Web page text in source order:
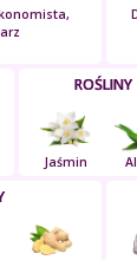
ROŚLINY
Jaśmin